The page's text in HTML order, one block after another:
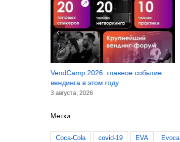
VendCamp 2026: главное событие
вендинга в этом году
3 августа, 2026
Метки
Coca-Cola covid-19 EVA Evoca